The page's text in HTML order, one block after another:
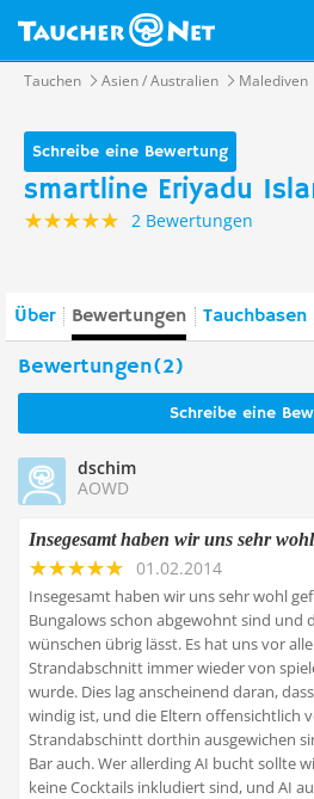
Tauchen Asien / Australien Malediven
Schreibe eine Bewertung
smartline Eriyadu
2 Bewertungen
Über Bewertungen
Bewertungen(2)
Schreibe eine
dschim
AOWD
Insegesamt haben wir uns sehr
01.02.2014
Insegesamt haben wir uns sehr wohl
Bungalows schon abgewohnt sind und
wünschen übrig lässt. Es hat uns vor
Strandabschnitt immer wieder von
wurde. Dies lag anscheinend daran,
windig ist, und die Eltern offensichtlich
Strandabschintt dorthin ausgewichen
Bar auch. Wer allerding AI bucht sollte
keine Cocktails inkludiert sind, und AI